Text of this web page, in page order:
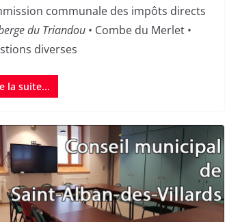
communale des impôts directs
du Triandou • Combe du Merlet •
diverses
la suite...